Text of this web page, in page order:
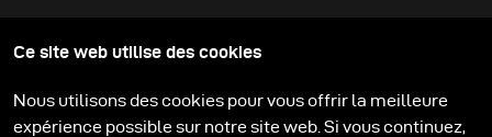
Contactez-nous
Technologies
Support
Carrière
Media Center
Ce site web utilise des cookies
Nous utilisons des cookies pour vous offrir la meilleure
expérience possible sur notre site web. Si vous continuez,